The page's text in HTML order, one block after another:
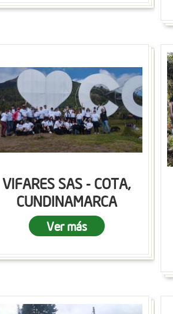
VIFARES SAS - COTA,
CUNDINAMARCA
Ver más